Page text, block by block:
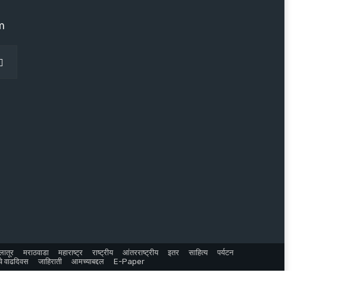
मराठवाडा महाराष्ट्र राष्ट्रीय आंतरराष्ट्रीय इतर साहित्य
पर्यटन
जाहिराती आमच्याबद्दल E-Paper